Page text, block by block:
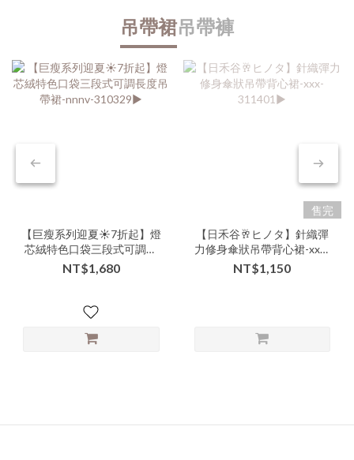
吊帶裙吊帶褲
【巨瘦系列迎夏☀️7折起】燈
芯絨特色口袋三段式可調長
度吊帶裙-nnnv-310329▶
NT$1,680
售完
【日禾谷🥂ヒノタ】針織彈
力修身傘狀吊帶背心裙-xxx-
311401▶
NT$1,150